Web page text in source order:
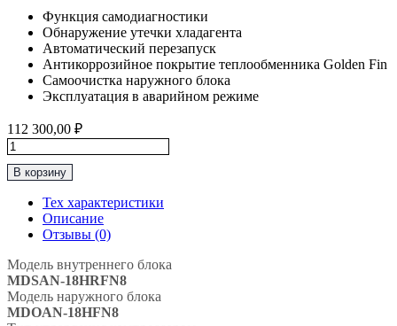
Функция самодиагностики
Обнаружение утечки хладагента
Автоматический перезапуск
Антикоррозийное покрытие теплообменника Golden Fin
Самоочистка наружного блока
Эксплуатация в аварийном режиме
112 300,00 ₽
Количество
товара
Тепловой
50м2,
-30°C
MDV
“Серия
INFINI
Nordic
Heat
В корзину
Тех характеристики
Описание
Отзывы (0)
Модель внутреннего блока
MDSAN-18HRFN8
Модель наружного блока
MDOAN-18HFN8